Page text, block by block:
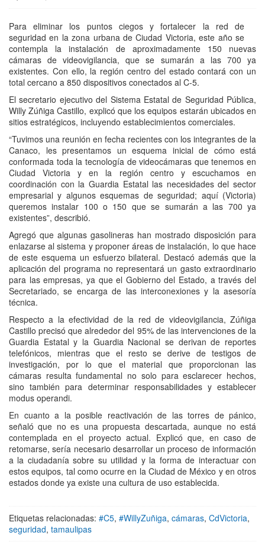
Para eliminar los puntos ciegos y fortalecer la red de
seguridad en la zona urbana de Ciudad Victoria, este año se
contempla la instalación de aproximadamente 150 nuevas
cámaras de videovigilancia, que se sumarán a las 700 ya
existentes. Con ello, la región centro del estado contará con un
total cercano a 850 dispositivos conectados al C-5.
El secretario ejecutivo del Sistema Estatal de Seguridad Pública,
Willy Zúñiga Castillo, explicó que los equipos estarán ubicados en
sitios estratégicos, incluyendo establecimientos comerciales.
“Tuvimos una reunión en fecha recientes con los integrantes de la
Canaco, les presentamos un esquema inicial de cómo está
conformada toda la tecnología de videocámaras que tenemos en
Ciudad Victoria y en la región centro y escuchamos en
coordinación con la Guardia Estatal las necesidades del sector
empresarial y algunos esquemas de seguridad; aquí (Victoria)
queremos instalar 100 o 150 que se sumarán a las 700 ya
existentes”, describió.
Agregó que algunas gasolineras han mostrado disposición para
enlazarse al sistema y proponer áreas de instalación, lo que hace
de este esquema un esfuerzo bilateral. Destacó además que la
aplicación del programa no representará un gasto extraordinario
para las empresas, ya que el Gobierno del Estado, a través del
Secretariado, se encarga de las interconexiones y la asesoría
técnica.
Respecto a la efectividad de la red de videovigilancia, Zúñiga
Castillo precisó que alrededor del 95% de las intervenciones de la
Guardia Estatal y la Guardia Nacional se derivan de reportes
telefónicos, mientras que el resto se derive de testigos de
investigación, por lo que el material que proporcionan las
cámaras resulta fundamental no solo para esclarecer hechos,
sino también para determinar responsabilidades y establecer
modus operandi.
En cuanto a la posible reactivación de las torres de pánico,
señaló que no es una propuesta descartada, aunque no está
contemplada en el proyecto actual. Explicó que, en caso de
retomarse, sería necesario desarrollar un proceso de información
a la ciudadanía sobre su utilidad y la forma de interactuar con
estos equipos, tal como ocurre en la Ciudad de México y en otros
estados donde ya existe una cultura de uso establecida.
Etiquetas relacionadas: #C5, #WillyZuñiga, cámaras, CdVictoria,
seguridad, tamaulipas